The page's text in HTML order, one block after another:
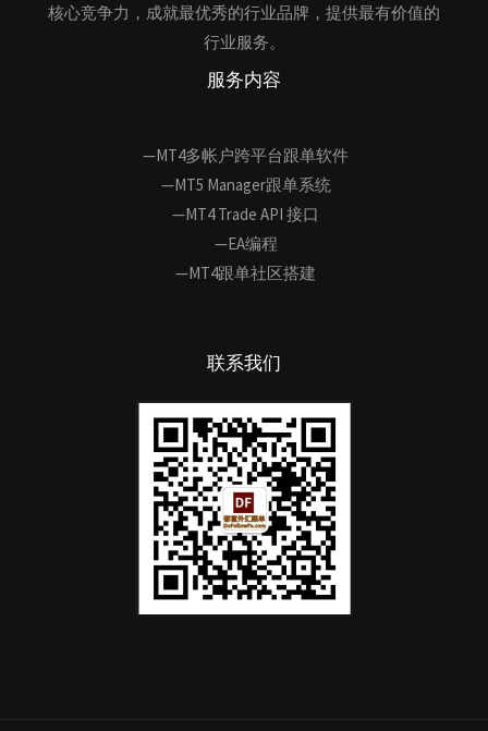
核心竞争力，成就最优秀的行业品牌，提供最有价值的
行业服务。
服务内容
—MT4多帐户跨平台跟单软件
—MT5 Manager跟单系统
—MT4 Trade API 接口
—EA编程
—MT4跟单社区搭建
联系我们